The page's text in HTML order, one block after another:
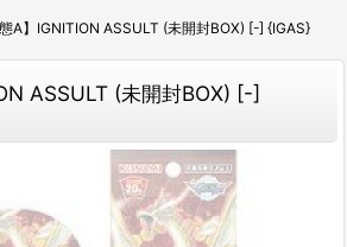
態A】IGNITION ASSULT (未開封BOX) [-] {IGAS}
ASSULT (未開封BOX) [-]